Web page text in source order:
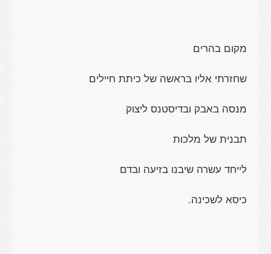
מקום בהרים
שחזרתי אליו בראשה של כיתת חיילים
מנסה באבק ובדיסטנס ליצוק
תבנית של מלכות
לייחד עשרה שיבנו בזיעה ובדם
כיסא לשכינה.